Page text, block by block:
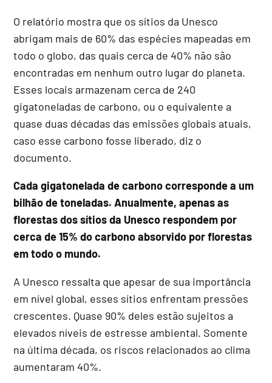
O relatório mostra que os sítios da Unesco
abrigam mais de 60% das espécies mapeadas em
todo o globo, das quais cerca de 40% não são
encontradas em nenhum outro lugar do planeta.
Esses locais armazenam cerca de 240
gigatoneladas de carbono, ou o equivalente a
quase duas décadas das emissões globais atuais,
caso esse carbono fosse liberado, diz o
documento.
Cada gigatonelada de carbono corresponde a um
bilhão de toneladas. Anualmente, apenas as
florestas dos sítios da Unesco respondem por
cerca de 15% do carbono absorvido por florestas
em todo o mundo.
A Unesco ressalta que apesar de sua importância
em nível global, esses sítios enfrentam pressões
crescentes. Quase 90% deles estão sujeitos a
elevados níveis de estresse ambiental. Somente
na última década, os riscos relacionados ao clima
aumentaram 40%.